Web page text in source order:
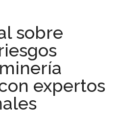
tres
nuevas
fechas
para
el
«Entrenando
al
sobre
expertos